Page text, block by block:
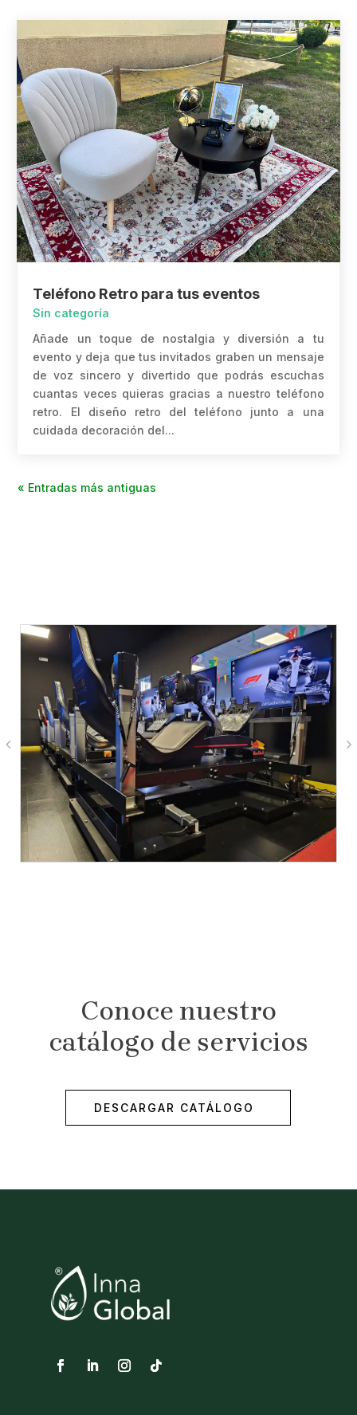
Teléfono Retro para tus eventos
Sin categoría
Añade un toque de nostalgia y diversión a tu
evento y deja que tus invitados graben un mensaje
de voz sincero y divertido que podrás escuchas
cuantas veces quieras gracias a nuestro teléfono
retro. El diseño retro del teléfono junto a una
cuidada decoración del...
« Entradas más antiguas
Conoce nuestro
catálogo de servicios
DESCARGAR CATÁLOGO